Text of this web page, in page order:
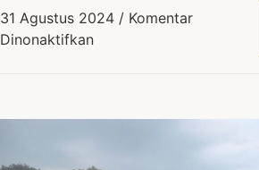
31 Agustus 2024 / Komentar
Dinonaktifkan